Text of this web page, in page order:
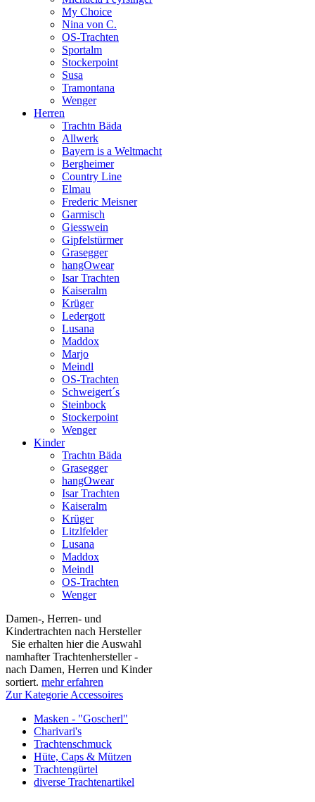
My Choice
Nina von C.
OS-Trachten
Sportalm
Stockerpoint
Susa
Tramontana
Wenger
Herren
Trachtn Bäda
Allwerk
Bayern is a Weltmacht
Bergheimer
Country Line
Elmau
Frederic Meisner
Garmisch
Giesswein
Gipfelstürmer
Grasegger
hangOwear
Isar Trachten
Kaiseralm
Krüger
Ledergott
Lusana
Maddox
Marjo
Meindl
OS-Trachten
Schweigert´s
Steinbock
Stockerpoint
Wenger
Kinder
Trachtn Bäda
Grasegger
hangOwear
Isar Trachten
Kaiseralm
Krüger
Litzlfelder
Lusana
Maddox
Meindl
OS-Trachten
Wenger
Damen-, Herren- und
Kindertrachten nach Hersteller
Sie erhalten hier die Auswahl
namhafter Trachtenhersteller -
nach Damen, Herren und Kinder
sortiert. mehr erfahren
Zur Kategorie Accessoires
Masken - "Goscherl"
Charivari's
Trachtenschmuck
Hüte, Caps & Mützen
Trachtengürtel
diverse Trachtenartikel